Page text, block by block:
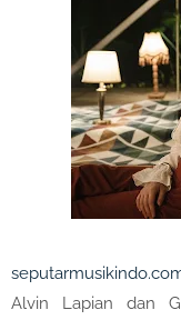
Alvin Lapian dan